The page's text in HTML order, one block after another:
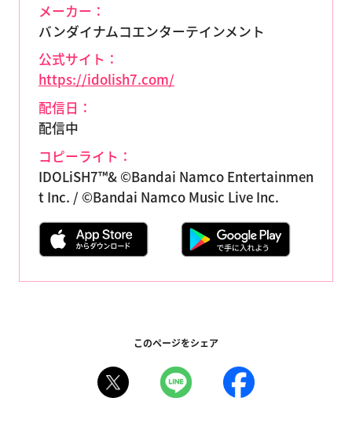
メーカー：
バンダイナムコエンターテインメント
公式サイト：
https://idolish7.com/
配信日：
配信中
コピーライト：
IDOLiSH7™& ©Bandai Namco Entertainmen
t Inc. / ©Bandai Namco Music Live Inc.
このページをシェア